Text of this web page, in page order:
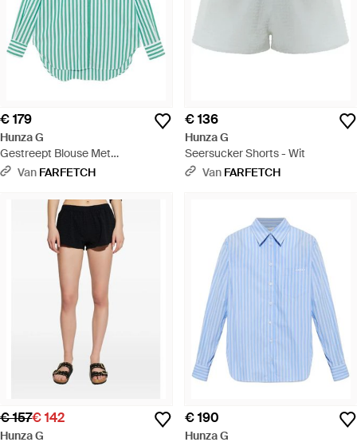
€ 179
Hunza G
Gestreept Blouse Met
Geborduurde Patch - Blauw
Van FARFETCH
€ 136
Hunza G
Seersucker Shorts - Wit
Van FARFETCH
€ 157€ 142
Hunza G
€ 190
Hunza G